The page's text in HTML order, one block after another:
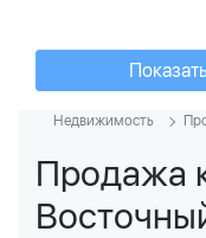
Недвижимость
Продажа